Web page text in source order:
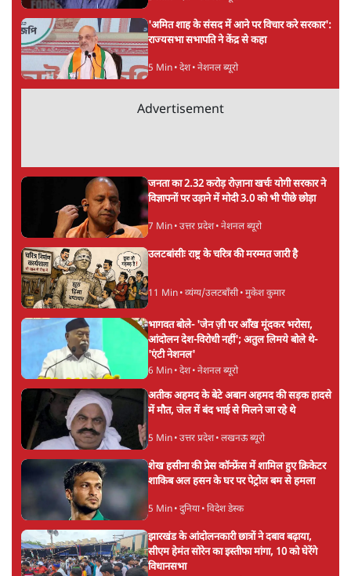
'अमित शाह के संसद में आने पर विचार करे सरकार':
राज्यसभा सभापति ने केंद्र से कहा
5 Min• देश• नेशनल ब्यूरो
Advertisement
जनता का 2.32 करोड़ रोज़ाना खर्चः योगी सरकार ने
विज्ञापनों पर उड़ाने में मोदी 3.0 को भी पीछे छोड़ा
7 Min• उत्तर प्रदेश• नेशनल ब्यूरो
उलटबांसीः राष्ट्र के चरित्र की मरम्मत जारी है
11 Min• व्यंग्य/उलटबाँसी• मुकेश कुमार
भागवत बोले- 'जेन ज़ी पर आँख मूंदकर भरोसा,
आंदोलन देश-विरोधी नहीं'; अतुल लिमये बोले थे-
'एंटी नेशनल'
6 Min• देश• नेशनल ब्यूरो
अतीक अहमद के बेटे अबान अहमद की सड़क हादसे
में मौत, जेल में बंद भाई से मिलने जा रहे थे
5 Min• उत्तर प्रदेश• लखनऊ ब्यूरो
शेख हसीना की प्रेस कॉन्फ्रेंस में शामिल हुए क्रिकेटर
शाकिब अल हसन के घर पर पेट्रोल बम से हमला
5 Min• दुनिया• विदेश डेस्क
झारखंड के आंदोलनकारी छात्रों ने दबाव बढ़ाया,
सीएम हेमंत सोरेन का इस्तीफा मांगा, 10 को घेरेंगे
विधानसभा